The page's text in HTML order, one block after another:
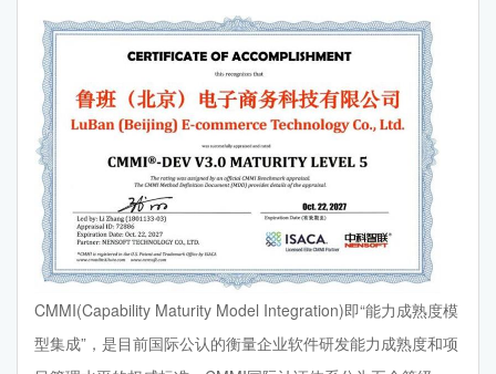
CMMI(Capability Maturity Model Integration)即“能力成熟度模
型集成”，是目前国际公认的衡量企业软件研发能力成熟度和项